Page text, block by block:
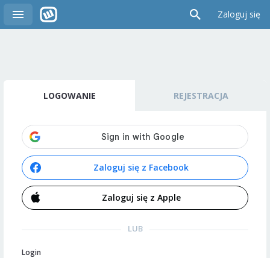
Zaloguj się
LOGOWANIE REJESTRACJA
Zaloguj się z Facebook
Zaloguj się z Apple
LUB
Login